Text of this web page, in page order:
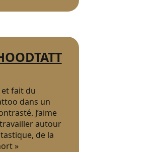
fait du
dans un
J’aime
autour
de la
»